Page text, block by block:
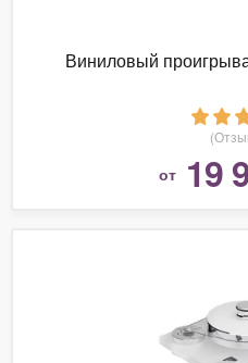
Виниловый
от 19